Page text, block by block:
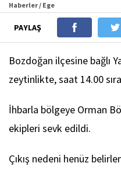
Haberler / Ege
PAYLAŞ
Bozdoğan ilçesine bağlı
zeytinlikte, saat 14.00
İhbarla bölgeye Orman
ekipleri sevk edildi.
Çıkış nedeni henüz